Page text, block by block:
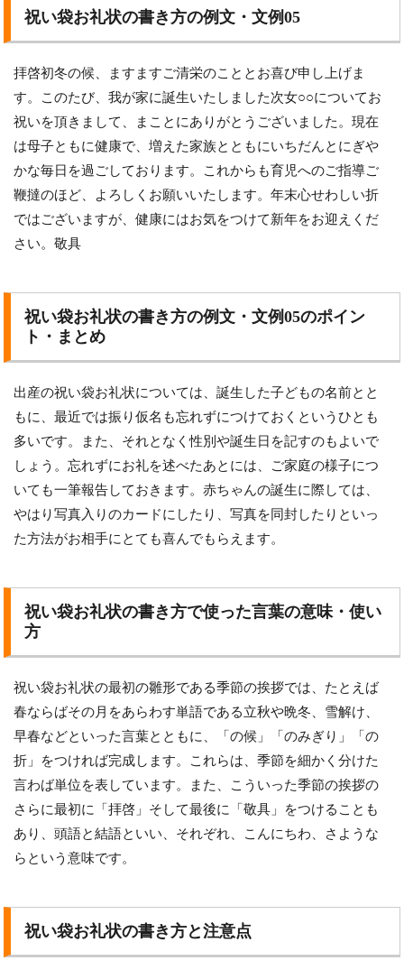
祝い袋お礼状の書き方の例文・文例05
拝啓初冬の候、ますますご清栄のこととお喜び申し上げま
す。このたび、我が家に誕生いたしました次女○○についてお
祝いを頂きまして、まことにありがとうございました。現在
は母子ともに健康で、増えた家族とともにいちだんとにぎや
かな毎日を過ごしております。これからも育児へのご指導ご
鞭撻のほど、よろしくお願いいたします。年末心せわしい折
ではございますが、健康にはお気をつけて新年をお迎えくだ
さい。敬具
祝い袋お礼状の書き方の例文・文例05のポイン
ト・まとめ
出産の祝い袋お礼状については、誕生した子どもの名前とと
もに、最近では振り仮名も忘れずにつけておくというひとも
多いです。また、それとなく性別や誕生日を記すのもよいで
しょう。忘れずにお礼を述べたあとには、ご家庭の様子につ
いても一筆報告しておきます。赤ちゃんの誕生に際しては、
やはり写真入りのカードにしたり、写真を同封したりといっ
た方法がお相手にとても喜んでもらえます。
祝い袋お礼状の書き方で使った言葉の意味・使い
方
祝い袋お礼状の最初の雛形である季節の挨拶では、たとえば
春ならばその月をあらわす単語である立秋や晩冬、雪解け、
早春などといった言葉とともに、「の候」「のみぎり」「の
折」をつければ完成します。これらは、季節を細かく分けた
言わば単位を表しています。また、こういった季節の挨拶の
さらに最初に「拝啓」そして最後に「敬具」をつけることも
あり、頭語と結語といい、それぞれ、こんにちわ、さような
らという意味です。
祝い袋お礼状の書き方と注意点